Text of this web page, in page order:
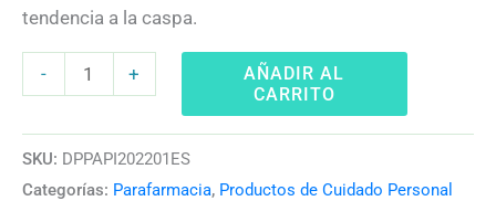
tendencia a la caspa.
- +
AÑADIR AL
CARRITO
SKU: DPPAPI202201ES
Categorías: Parafarmacia, Productos de Cuidado Personal